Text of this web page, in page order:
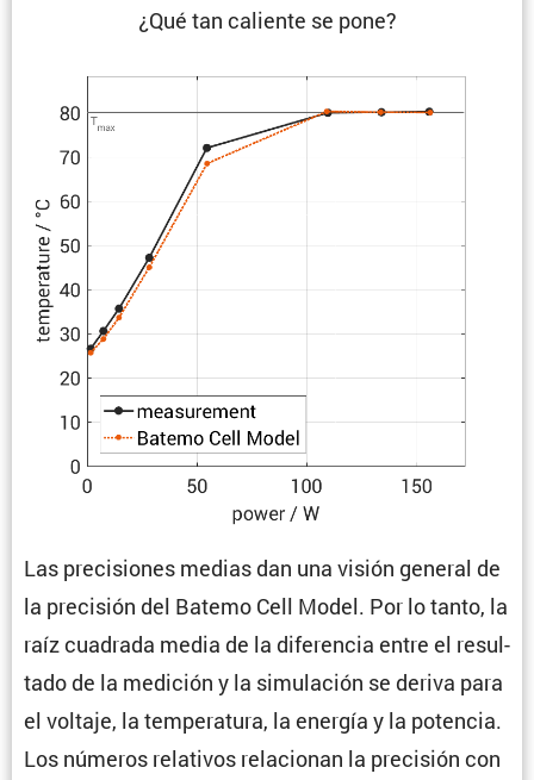
¿Qué tan caliente se pone?
Las preci­siones medias dan una visión general de
la preci­sión del Batemo Cell Model. Por lo tanto, la
raíz cuadrada media de la diferencia entre el resul­
tado de la medición y la simula­ción se deriva para
el voltaje, la tempe­ra­tura, la energía y la potencia.
Los números relativos relacionan la preci­sión con